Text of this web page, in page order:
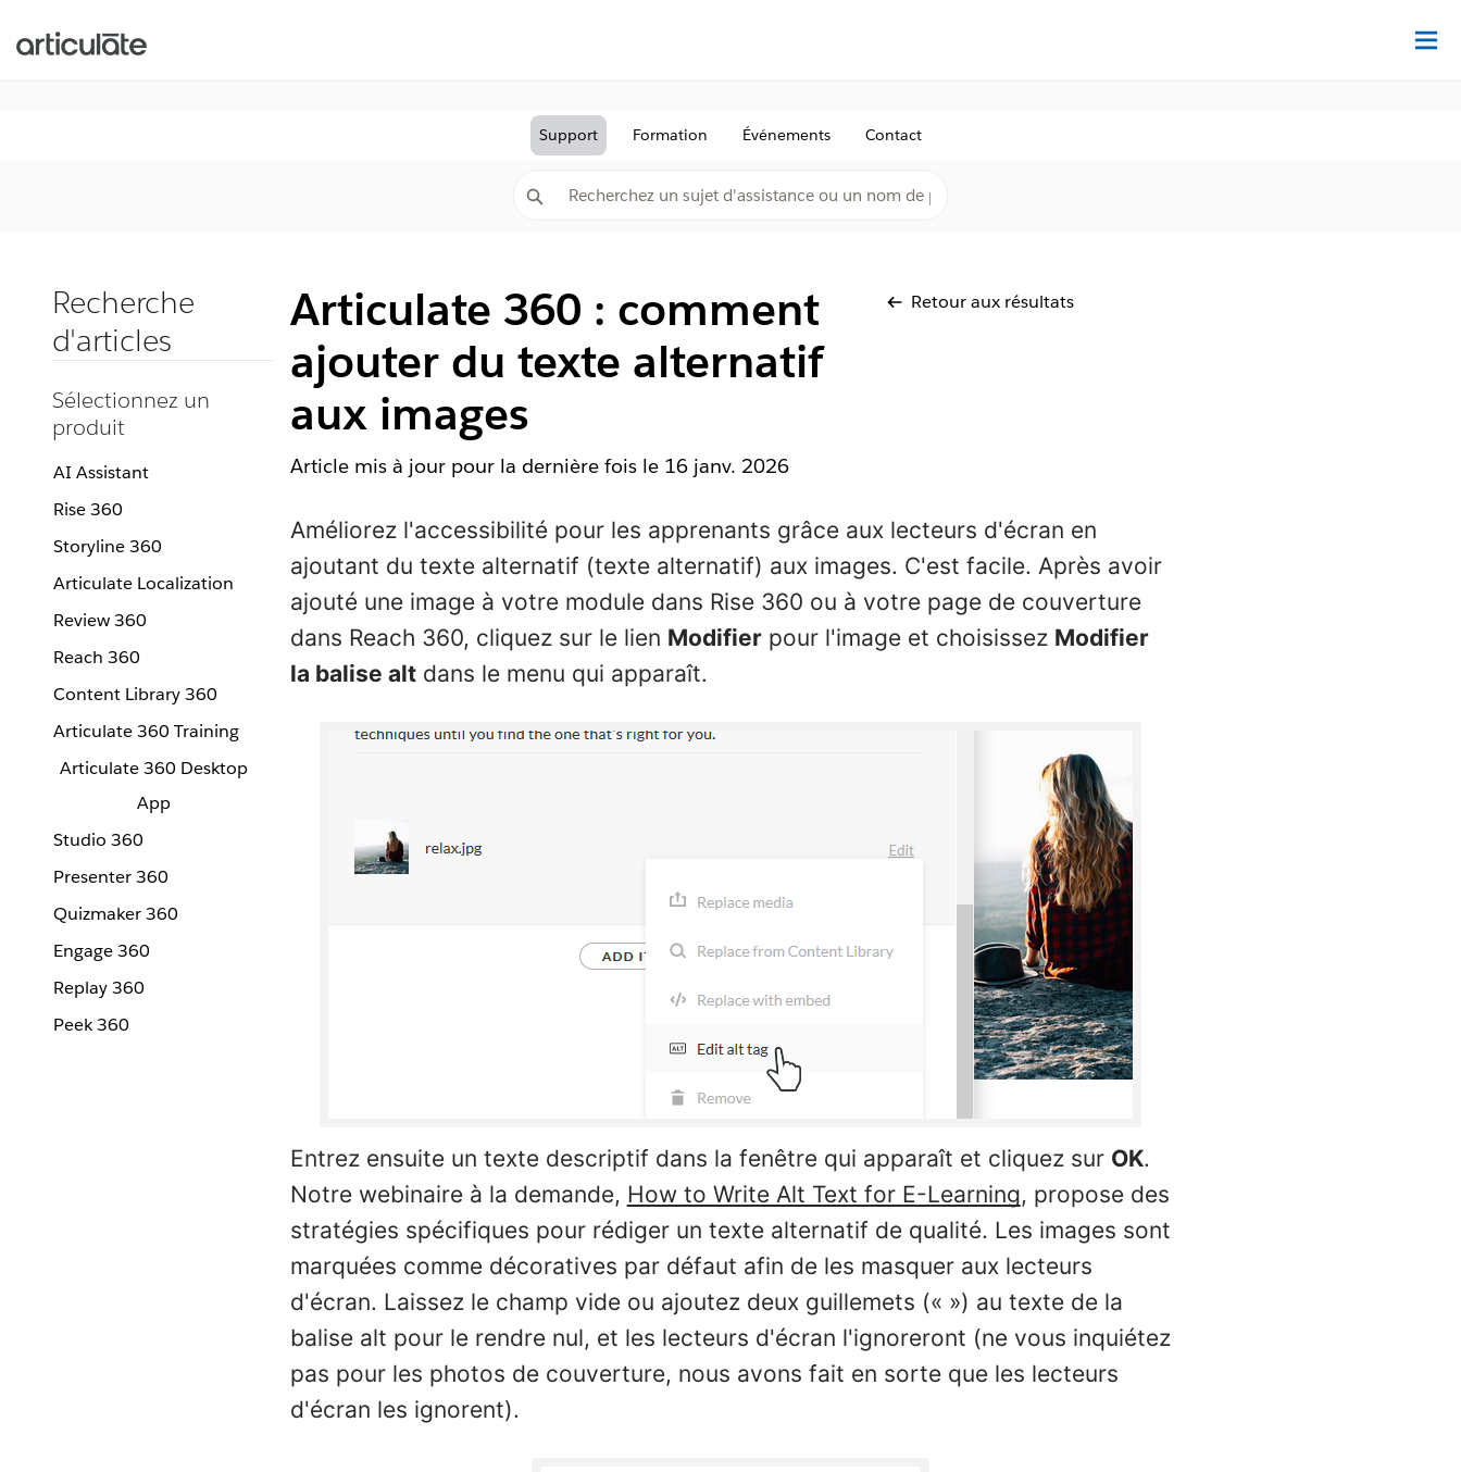
Support Formation Événements Contact
Recherche
d'articles
Sélectionnez un
produit
AI Assistant
Rise 360
Storyline 360
Articulate Localization
Review 360
Reach 360
Content Library 360
Articulate 360 Training
Articulate 360 Desktop
App
Studio 360
Presenter 360
Quizmaker 360
Engage 360
Replay 360
Peek 360
Articulate 360 : comment
ajouter du texte alternatif
aux images
Retour aux résultats
Article mis à jour pour la dernière fois le 16 janv. 2026
Améliorez l'accessibilité pour les apprenants grâce aux lecteurs d'écran en
ajoutant du texte alternatif (texte alternatif) aux images. C'est facile. Après avoir
ajouté une image à votre module dans Rise 360 ou à votre page de couverture
dans Reach 360, cliquez sur le lien Modifierpour l'image et choisissez Modifier
la balise altdans le menu qui apparaît.
Entrez ensuite un texte descriptif dans la fenêtre qui apparaît et cliquez sur OK.
Notre webinaire à la demande, How to Write Alt Text for E-Learning, propose des
stratégies spécifiques pour rédiger un texte alternatif de qualité. Les images sont
marquées comme décoratives par défaut afin de les masquer aux lecteurs
d'écran. Laissez le champ vide ou ajoutez deux guillemets (« ») au texte de la
balise alt pour le rendre nul, et les lecteurs d'écran l'ignoreront (ne vous inquiétez
pas pour les photos de couverture, nous avons fait en sorte que les lecteurs
d'écran les ignorent).